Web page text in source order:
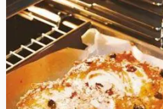
about
Oven:
boven-
en
onderwarmte
hetelucht?